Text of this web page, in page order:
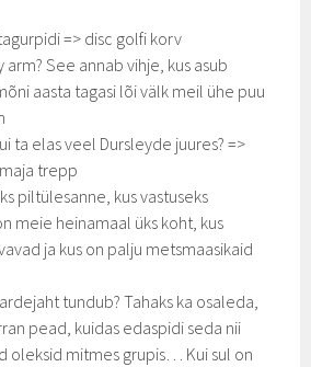
=> disc golfi korv
arm? See annab vihje, kus asub
aasta tagasi lõi välk meil ühe puu
ta elas veel Dursleyde juures? =>
trepp
piltülesanne, kus vastuseks
meie heinamaal üks koht, kus
ja kus on palju metsmaasikaid
tundub? Tahaks ka osaleda,
pead, kuidas edaspidi seda nii
oleksid mitmes grupis… Kui sul on